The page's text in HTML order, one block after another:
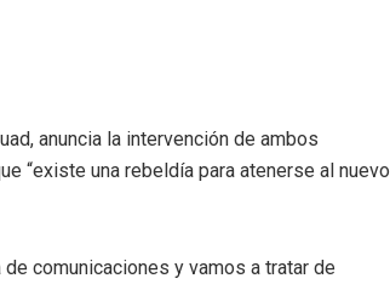
anuncia la intervención de ambos
“existe una rebeldía para atenerse al nuevo
comunicaciones y vamos a tratar de